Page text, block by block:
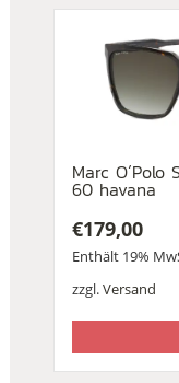
Marc
60 havana
€179,00
Enthält 19%
zzgl.Versand